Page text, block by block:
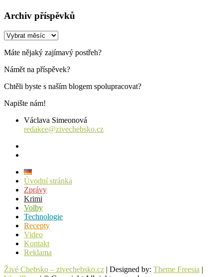
Archiv příspěvků
Archiv
Máte nějaký zajímavý postřeh?
Námět na příspěvek?
Chtěli byste s naším blogem spolupracovat?
Napište nám!
Václava Simeonová
redakce@zivechebsko.cz
Úvodní stránka
Zprávy
Krimi
Volby
Technologie
Recepty
Video
Kontakt
Reklama
Živé Chebsko – zivechebsko.cz | Designed by: Theme Freesia |